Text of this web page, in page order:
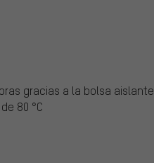
gracias a la bolsa aislante
80 °C